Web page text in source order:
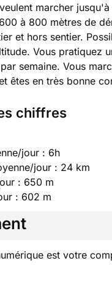
marcher
à 800 mètres de
et hors sentier.
Vous pratiquez
semaine. Vous
êtes en très bonne
chiffres
jour : 6h
jour : 24 km
: 650 m
: 602 m
est votre